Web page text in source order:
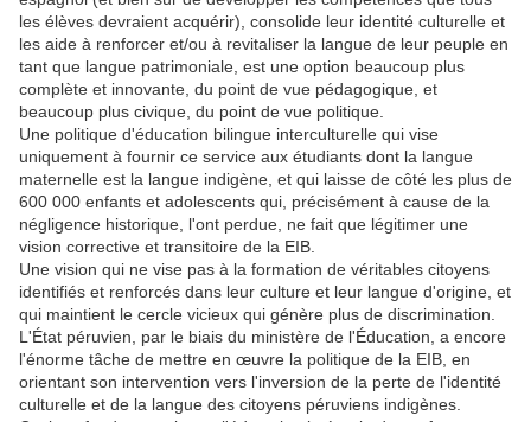
les élèves devraient acquérir), consolide leur identité culturelle et
les aide à renforcer et/ou à revitaliser la langue de leur peuple en
tant que langue patrimoniale, est une option beaucoup plus
complète et innovante, du point de vue pédagogique, et
beaucoup plus civique, du point de vue politique.
Une politique d'éducation bilingue interculturelle qui vise
uniquement à fournir ce service aux étudiants dont la langue
maternelle est la langue indigène, et qui laisse de côté les plus de
600 000 enfants et adolescents qui, précisément à cause de la
négligence historique, l'ont perdue, ne fait que légitimer une
vision corrective et transitoire de la EIB.
Une vision qui ne vise pas à la formation de véritables citoyens
identifiés et renforcés dans leur culture et leur langue d'origine, et
qui maintient le cercle vicieux qui génère plus de discrimination.
L'État péruvien, par le biais du ministère de l'Éducation, a encore
l'énorme tâche de mettre en œuvre la politique de la EIB, en
orientant son intervention vers l'inversion de la perte de l'identité
culturelle et de la langue des citoyens péruviens indigènes.